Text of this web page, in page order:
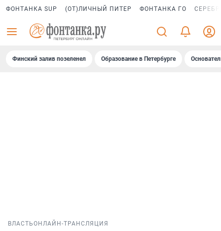
ФОНТАНКА SUP (ОТ)ЛИЧНЫЙ ПИТЕР ФОНТАНКА ГО
Финский залив позеленел Образование в Петербурге
ВЛАСТЬОНЛАЙН-ТРАНСЛЯЦИЯ